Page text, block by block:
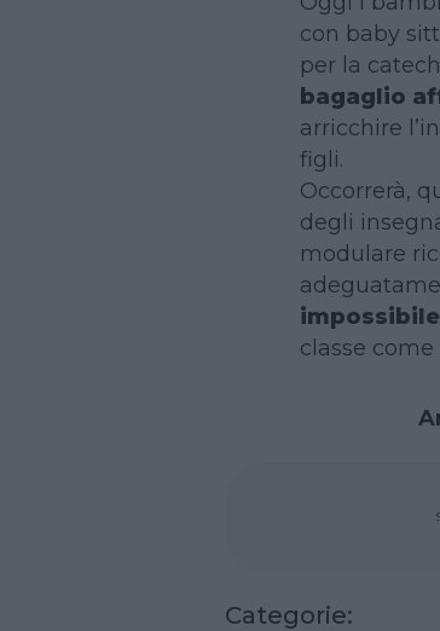
con baby
per la
bagaglio
arricchire
figli.
Occorrerà,
degli
modulare
classe
Categorie: